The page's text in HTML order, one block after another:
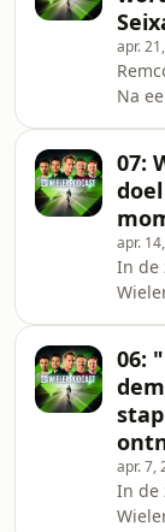
dit
hand
apr.
Na
deze
gaat
Luik.
tegen
07:
apr.
In de
"Hij
altijd
onze
te
wel
06:
apr. 7,
In de